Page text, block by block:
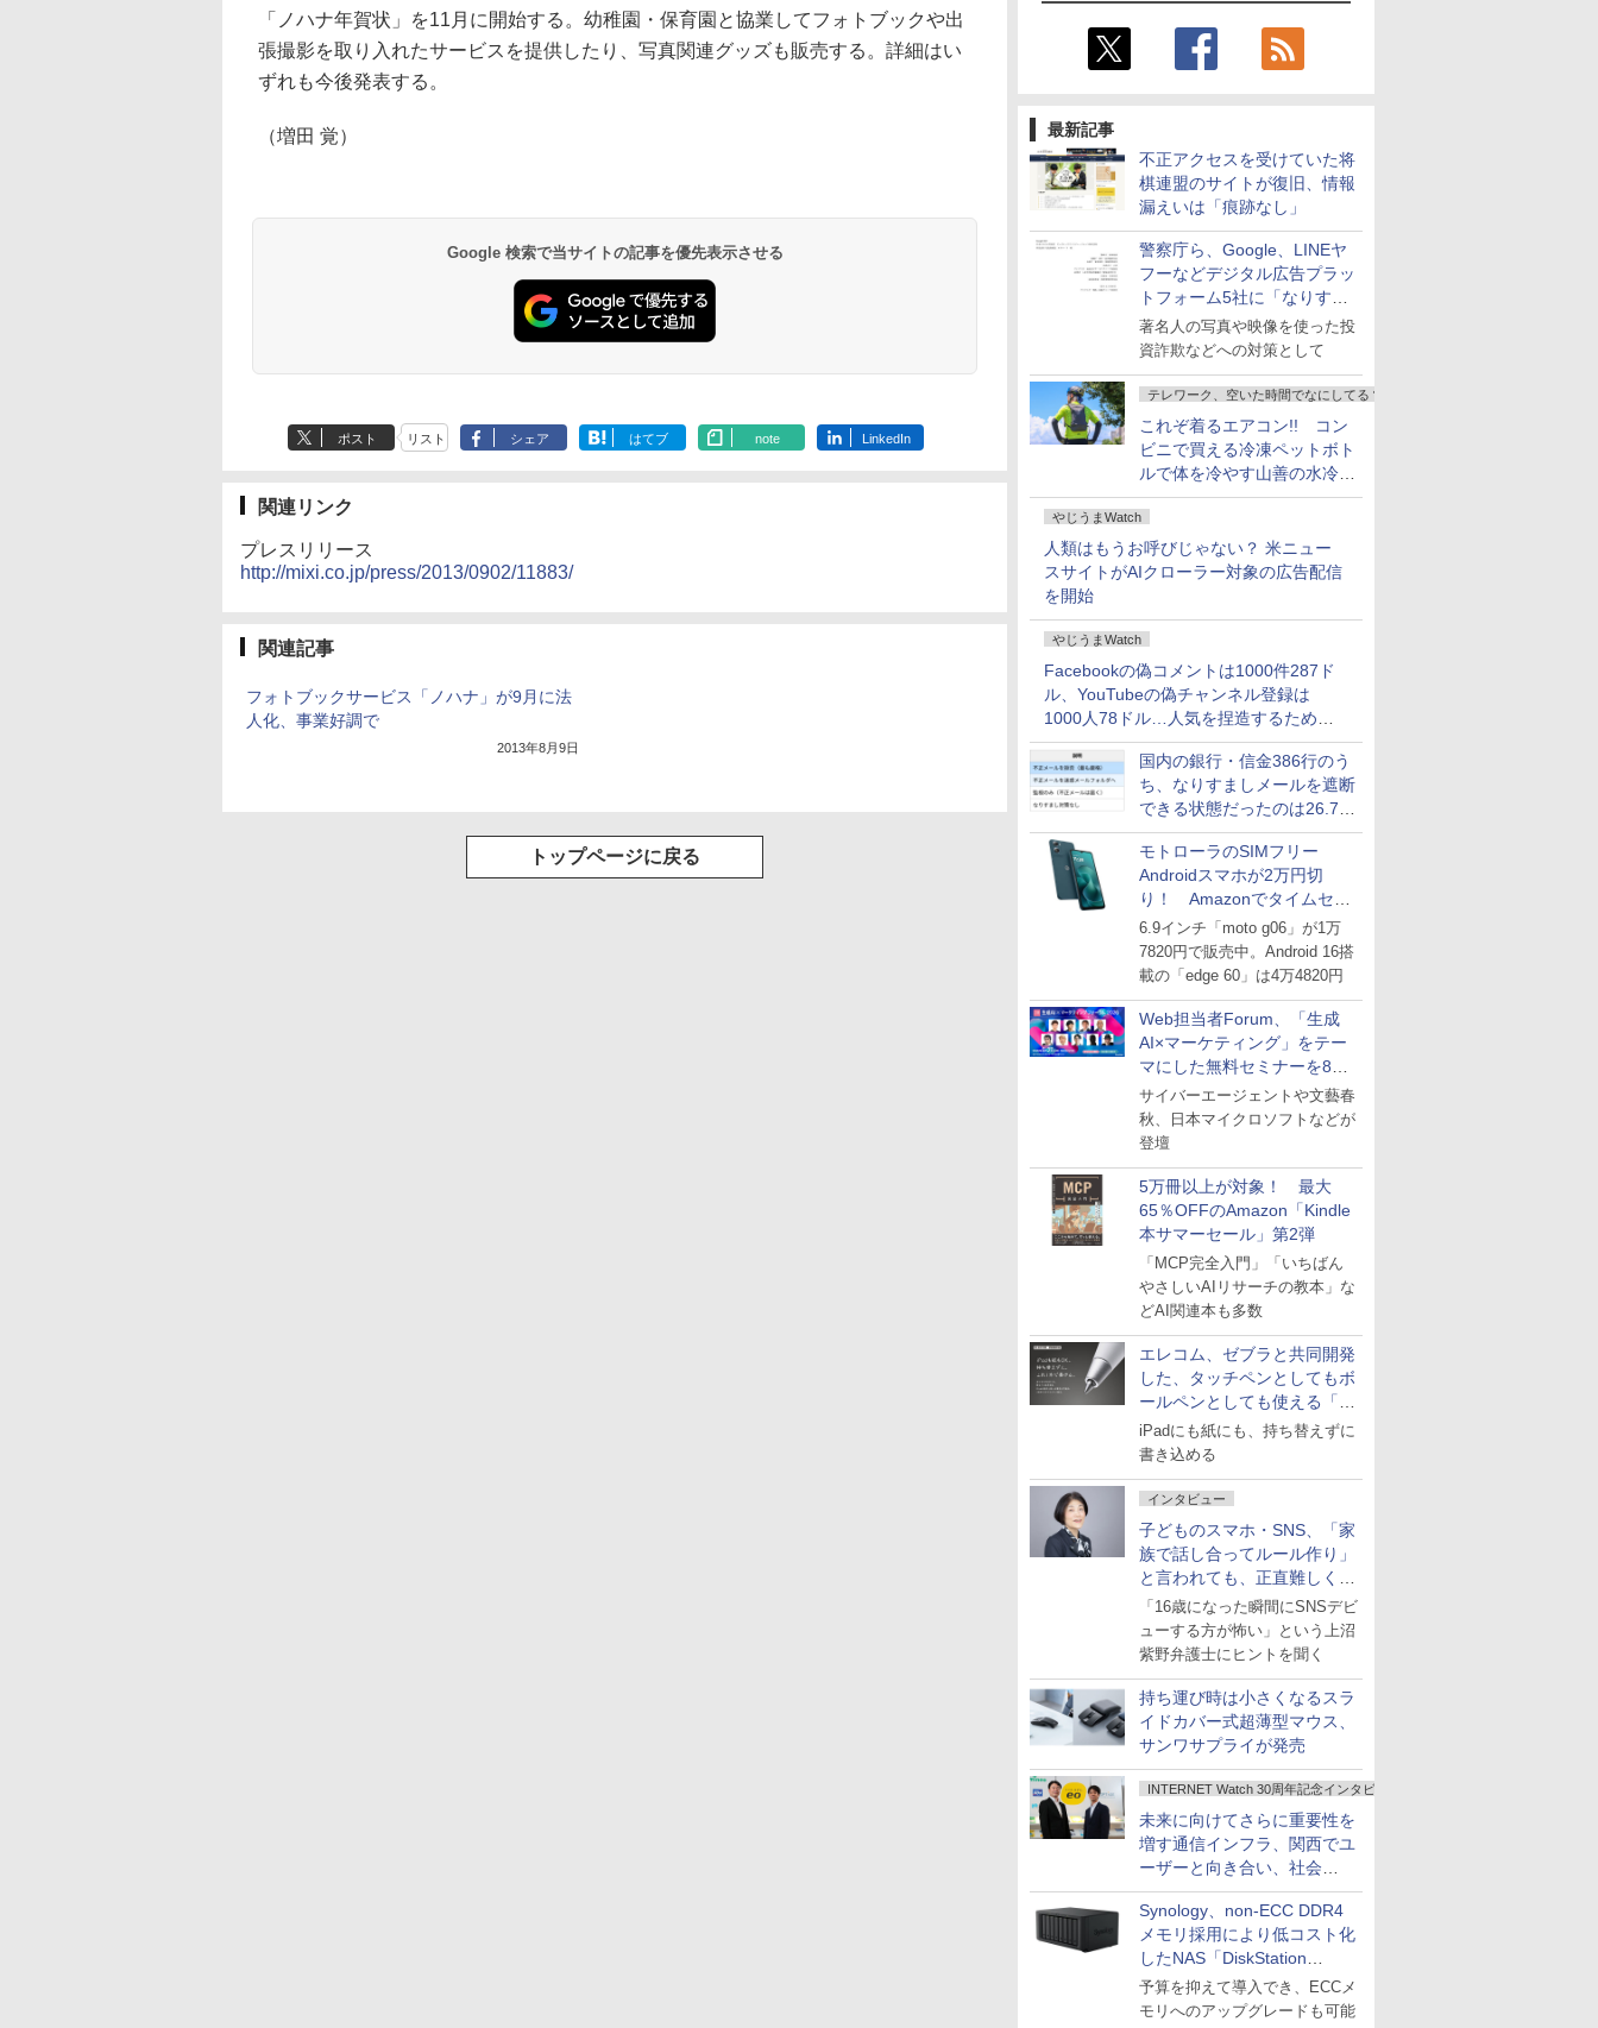
最新記事
不正アクセスを受けていた将
棋連盟のサイトが復旧、情報
漏えいは「痕跡なし」
警察庁ら、Google、LINEヤ
フーなどデジタル広告プラッ
トフォーム5社に「なりすま
し詐欺広告」対策強化を要請
著名人の写真や映像を使った投
資詐欺などへの対策として
テレワーク、空いた時間でなにしてる？
これぞ着るエアコン!! コン
ビニで買える冷凍ペットボト
ルで体を冷やす山善の水冷ベ
ストがロードバイクにちょう
どいい【ぼっち・ざ・ろー
ど！その14】
やじうまWatch
人類はもうお呼びじゃない？ 米ニュー
スサイトがAIクローラー対象の広告配信
を開始
やじうまWatch
Facebookの偽コメントは1000件287ド
ル、YouTubeの偽チャンネル登録は
1000人78ドル…人気を捏造するための
価格リストが公開中
国内の銀行・信金386行のう
ち、なりすましメールを遮断
できる状態だったのは26.7％
にとどまる～GMOブランド
セキュリティ調査
モトローラのSIMフリー
Androidスマホが2万円切
り！ Amazonでタイムセー
ル
6.9インチ「moto g06」が1万
7820円で販売中。Android 16搭
載の「edge 60」は4万4820円
Web担当者Forum、「生成
AI×マーケティング」をテー
マにした無料セミナーを8月
27日にオンライン開催
サイバーエージェントや文藝春
秋、日本マイクロソフトなどが
登壇
5万冊以上が対象！ 最大
65％OFFのAmazon「Kindle
本サマーセール」第2弾
「MCP完全入門」「いちばん
やさしいAIリサーチの教本」な
どAI関連本も多数
エレコム、ゼブラと共同開発
した、タッチペンとしてもボ
ールペンとしても使える「ス
タイラスツーウェイ」発売
iPadにも紙にも、持ち替えずに
書き込める
インタビュー
子どものスマホ・SNS、「家
族で話し合ってルール作り」
と言われても、正直難しくな
いですか？
「16歳になった瞬間にSNSデビ
ューする方が怖い」という上沼
紫野弁護士にヒントを聞く
持ち運び時は小さくなるスラ
イドカバー式超薄型マウス、
サンワサプライが発売
INTERNET Watch 30周年記念インタビュー
未来に向けてさらに重要性を
増す通信インフラ、関西でユ
ーザーと向き合い、社会
の“あたらしい”を起動し続け
る～オプテージ
Synology、non-ECC DDR4
メモリ採用により低コスト化
したNAS「DiskStation
neo+」シリーズ
予算を抑えて導入でき、ECCメ
モリへのアップグレードも可能
「ノハナ年賀状」を11月に開始する。幼稚園・保育園と協業してフォトブックや出
張撮影を取り入れたサービスを提供したり、写真関連グッズも販売する。詳細はい
ずれも今後発表する。
（増田 覚）
Google 検索で当サイトの記事を優先表示させる
ポスト リスト シェア はてブ note LinkedIn
関連リンク
プレスリリース
http://mixi.co.jp/press/2013/0902/11883/
関連記事
フォトブックサービス「ノハナ」が9月に法
人化、事業好調で
2013年8月9日
トップページに戻る